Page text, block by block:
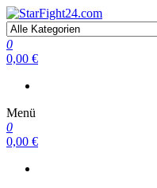
StarFight24.com
Kampfsportartikel
0
0,00 €
Menü
0
0,00 €